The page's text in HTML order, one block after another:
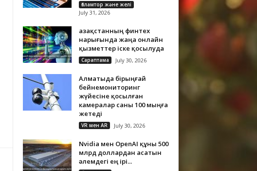
Ғаламтор және желі
July 31, 2026
Қазақстанның финтех
нарығында жаңа онлайн
қызметтер іске қосылуда
Сараптама July 30, 2026
Алматыда бірыңғай
бейнемониторинг
жүйесіне қосылған
камералар саны 100 мыңға
жетеді
VR мен AR July 30, 2026
Nvidia мен OpenAI құны 500
млрд доллардан асатын
әлемдегі ең ірі...